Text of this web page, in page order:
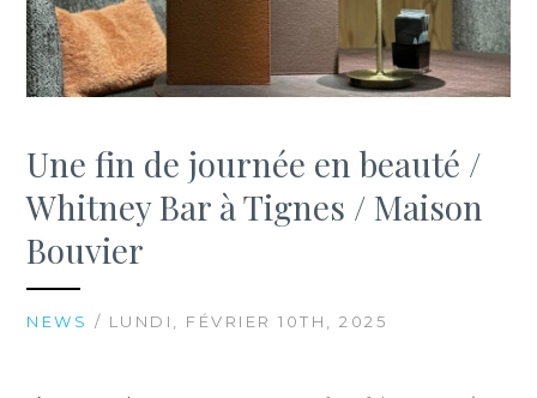
Une fin de journée en beauté /
Whitney Bar à Tignes / Maison
Bouvier
NEWS / LUNDI, FÉVRIER 10TH, 2025